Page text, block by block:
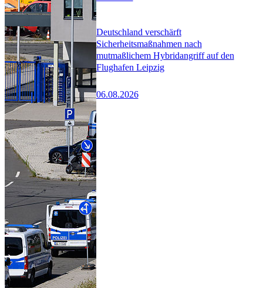
Deutschland verschärft
Sicherheitsmaßnahmen nach
mutmaßlichem Hybridangriff auf den
Flughafen Leipzig
06.08.2026